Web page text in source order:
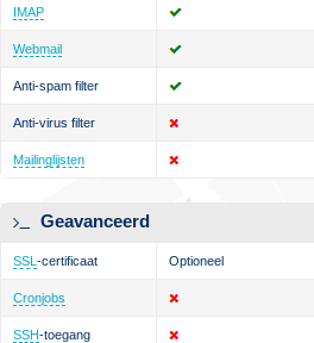
IMAP
Webmail
Anti-spam filter
Anti-virus filter
Mailinglijsten
Geavanceerd
SSL -certificaat Optioneel
Cronjobs
SSH-toegang